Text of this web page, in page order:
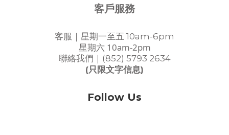
客戶服務
客服｜星期一至五 10am-6pm
星期六 10am-2pm
聯絡我們｜(852) 5793 2634
(只限文字信息)
Follow Us